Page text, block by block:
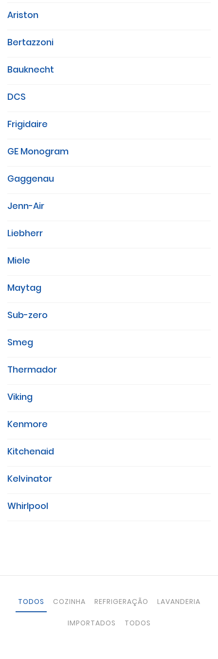
Ariston
Bertazzoni
Bauknecht
DCS
Frigidaire
GE Monogram
Gaggenau
Jenn-Air
Liebherr
Miele
Maytag
Sub-zero
Smeg
Thermador
Viking
Kenmore
Kitchenaid
Kelvinator
Whirlpool
TODOS COZINHA REFRIGERAÇÃO LAVANDERIA
IMPORTADOS TODOS